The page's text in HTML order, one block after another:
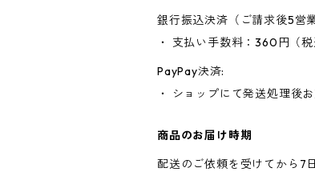
銀行振込決済（ご請求後5営
・ 支払い手数料：360円（税
PayPay決済:
・ ショップにて発送処理後
商品のお届け時期
配送のご依頼を受けてから7